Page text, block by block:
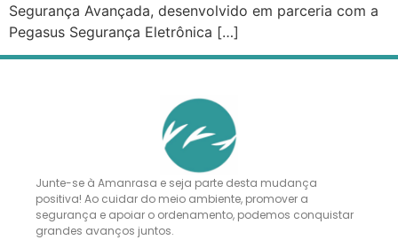
Segurança Avançada, desenvolvido em parceria com a
Pegasus Segurança Eletrônica […]
Junte-se à Amanrasa e seja parte desta mudança
positiva! Ao cuidar do meio ambiente, promover a
segurança e apoiar o ordenamento, podemos conquistar
grandes avanços juntos.